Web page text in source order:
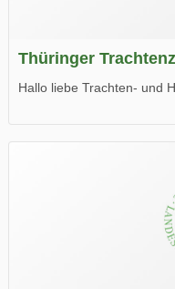
Thüringer
Hallo liebe Trachten- und
Wir wünschen Euch viel